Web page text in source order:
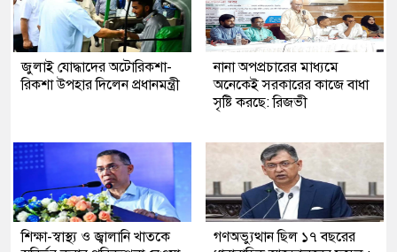
জুলাই যোদ্ধাদের অটোরিকশা-
রিকশা উপহার দিলেন প্রধানমন্ত্রী
নানা অপপ্রচারের মাধ্যমে
অনেকেই সরকারের কাজে বাধা
সৃষ্টি করছে: রিজভী
শিক্ষা-স্বাস্থ্য ও জ্বালানি খাতকে
গণঅভ্যুত্থান ছিল ১৭ বছরের